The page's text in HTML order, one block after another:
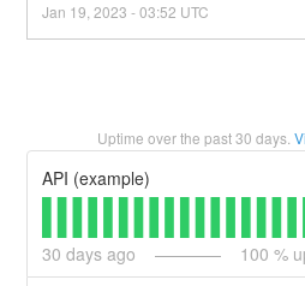
Jan 19 ,2023 -03:52 UTC
Uptime over the past30 days.
API (example)
30 days ago 100 %